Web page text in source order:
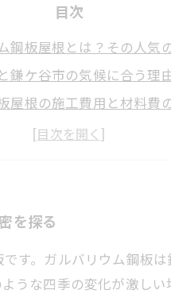
目次
鋼板屋根とは？その人気
鎌ケ谷市の気候に合う理
屋根の施工費用と材料費
ム鋼板屋根で節約できる
で安心！ガルバリウム
を探る
す。ガルバリウム鋼板
うな四季の変化が激し